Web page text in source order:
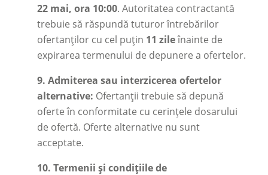
22 mai, ora 10:00. Autoritatea contractantă
trebuie să răspundă tuturor întrebărilor
ofertanților cu cel puțin 11 zileînainte de
expirarea termenului de depunere a ofertelor.
9. Admiterea sau interzicerea ofertelor
alternative: Ofertanții trebuie să depună
oferte în conformitate cu cerințele dosarului
de ofertă. Oferte alternative nu sunt
acceptate.
10. Termenii și condițiile de